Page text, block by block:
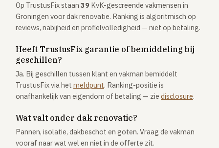
Op TrustusFix staan 39 KvK-gescreende vakmensen in
Groningen voor dak renovatie. Ranking is algoritmisch op
reviews, nabijheid en profielvolledigheid — niet op betaling.
Heeft TrustusFix garantie of bemiddeling bij
geschillen?
Ja. Bij geschillen tussen klant en vakman bemiddelt
TrustusFix via het meldpunt. Ranking-positie is
onafhankelijk van eigendom of betaling — zie disclosure.
Wat valt onder dak renovatie?
Pannen, isolatie, dakbeschot en goten. Vraag de vakman
vooraf naar wat wel en niet in de offerte zit.